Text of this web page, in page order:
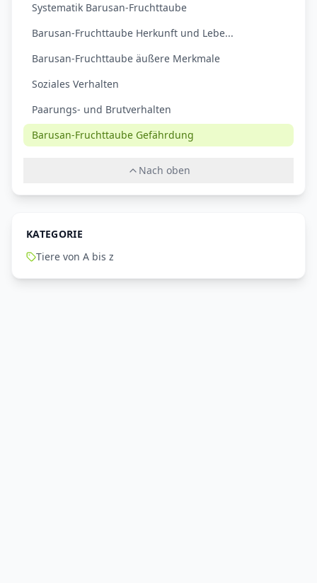
Systematik Barusan-Fruchttaube
Barusan-Fruchttaube Herkunft und Lebe...
Barusan-Fruchttaube äußere Merkmale
Soziales Verhalten
Paarungs- und Brutverhalten
Barusan-Fruchttaube Gefährdung
Nach oben
KATEGORIE
Tiere von A bis z